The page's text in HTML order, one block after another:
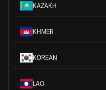
KAZAKH
KHMER
KOREAN
LAO